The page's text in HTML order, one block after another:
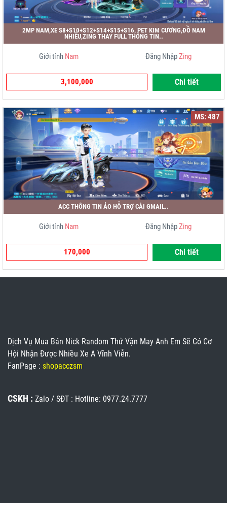
2MP NAM,XE S8+S10+S12+S14+S15+S16, PET KIM CƯƠNG,ĐỒ NAM
NHIỀU,ZING THAY FULL THÔNG TIN..
Giới tính Nam Đăng NhậpZing
3,100,000 Chi tiết
MS: 487
ACC THÔNG TIN ẢO HỖ TRỢ CÀI GMAIL..
Giới tính Nam Đăng NhậpZing
170,000 Chi tiết
Dịch Vụ Mua Bán Nick Random Thử Vận May Anh Em Sẽ Có Cơ
Hội Nhận Được Nhiều Xe A Vĩnh Viễn.
FanPage : shopacczsm
CSKH : Zalo / SĐT : Hotline: 0977.24.7777